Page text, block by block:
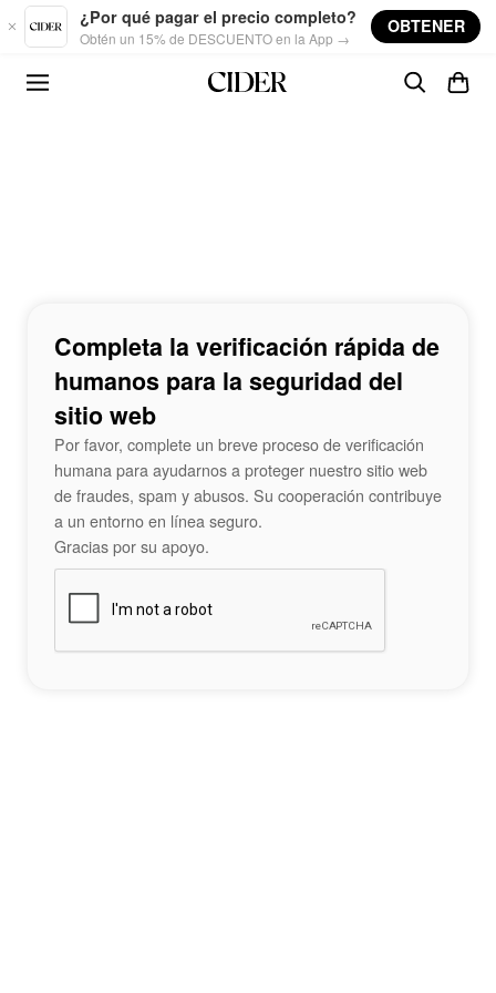
Skip to main content
¿Por qué pagar el precio completo?
Obtén un 15% de DESCUENTO en la App →
OBTENER
Completa la verificación rápida de
humanos para la seguridad del
sitio web
Por favor, complete un breve proceso de verificación
humana para ayudarnos a proteger nuestro sitio web
de fraudes, spam y abusos. Su cooperación contribuye
a un entorno en línea seguro.
Gracias por su apoyo.